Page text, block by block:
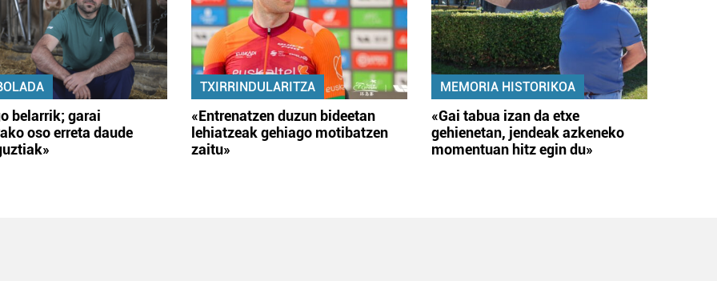
belarrik; garai
oso erreta daude
TXIRRINDULARITZA
«Entrenatzen duzun bideetan
lehiatzeak gehiago motibatzen
zaitu»
MEMORIA HISTORIKOA
«Gai tabua izan da etxe
gehienetan, jendeak azkeneko
momentuan hitz egin du»